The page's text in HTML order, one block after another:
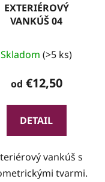
EXTERIÉROVÝ
VANKÚŠ 04
Skladom (>5 ks)
od €12,50
DETAIL
vankúš s
tvarmi.